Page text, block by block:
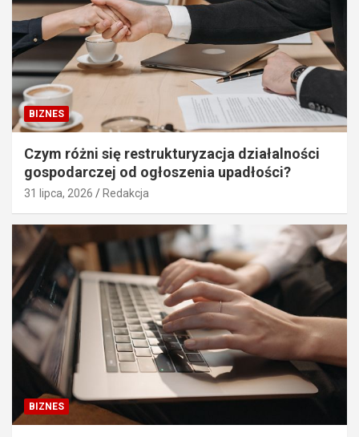
BIZNES
Czym różni się restrukturyzacja działalności
gospodarczej od ogłoszenia upadłości?
31 lipca, 2026 Redakcja
BIZNES